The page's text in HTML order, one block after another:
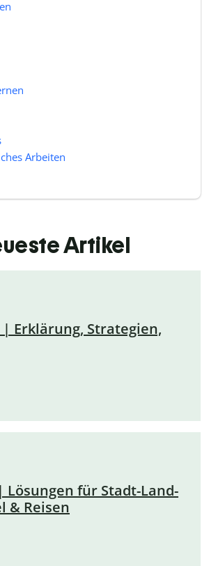
Arbeiten
Artikel
| Erklärung, Strategien,
Lösungen für Stadt-Land-
& Reisen